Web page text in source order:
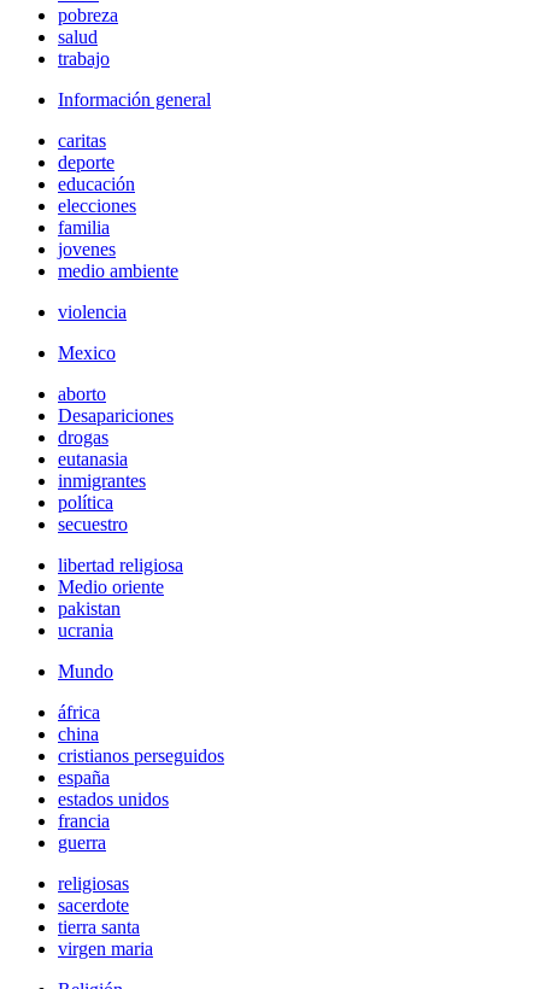
pobreza
salud
trabajo
Información general
caritas
deporte
educación
elecciones
familia
jovenes
medio ambiente
violencia
Mexico
aborto
Desapariciones
drogas
eutanasia
inmigrantes
política
secuestro
libertad religiosa
Medio oriente
pakistan
ucrania
Mundo
áfrica
china
cristianos perseguidos
españa
estados unidos
francia
guerra
religiosas
sacerdote
tierra santa
virgen maria